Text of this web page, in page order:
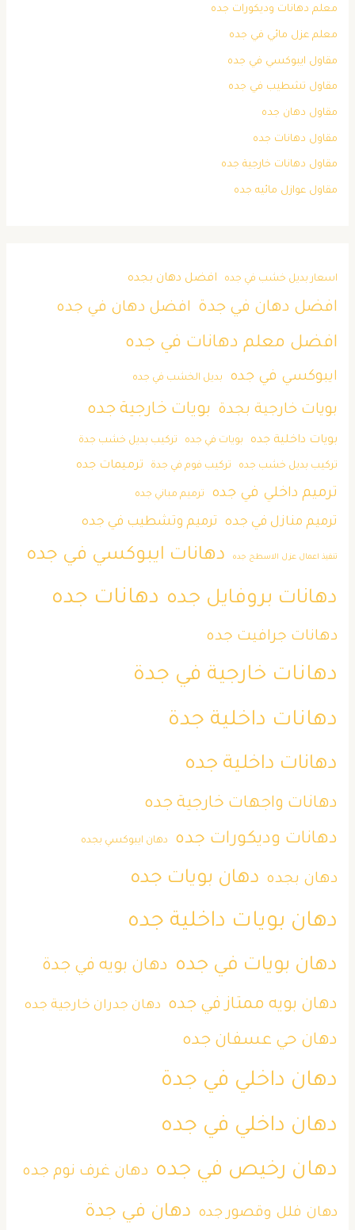
معلم دهانات وديكورات جده
معلم عزل مائي في جده
مقاول ايبوكسي في جده
مقاول تشطيب في جده
مقاول دهان جده
مقاول دهانات جده
مقاول دهانات خارجية جده
مقاول عوازل مائيه جده
اسعار بديل خشب في جده افضل دهان بجده
افضل دهان في جدة افضل دهان في جده
افضل معلم دهانات في جده
ايبوكسي في جده بديل الخشب في جده
بويات خارجية بجدة بويات خارجية جده
بويات داخلية جده بويات في جده تركيب بديل خشب جدة
تركيب بديل خشب جده تركيب فوم في جدة ترميمات جده
ترميم داخلي في جده ترميم مباني جده
ترميم منازل في جده ترميم وتشطيب في جده
تنفيذ اعمال عزل الاسطح جده دهانات ايبوكسي في جده
دهانات بروفايل جده دهانات جده
دهانات جرافيت جده
دهانات خارجية في جدة
دهانات داخلية جدة
دهانات داخلية جده
دهانات واجهات خارجية جده
دهانات وديكورات جده
دهان ايبوكسي بجده
دهان بجده دهان بويات جده
دهان بويات داخلية جده
دهان بويات في جده دهان بويه في جدة
دهان بويه ممتاز في جده دهان جدران خارجية جده
دهان حي عسفان جده
دهان داخلي في جدة
دهان داخلي في جده
دهان رخيص في جده دهان غرف نوم جده
دهان فلل وقصور جده دهان في جدة